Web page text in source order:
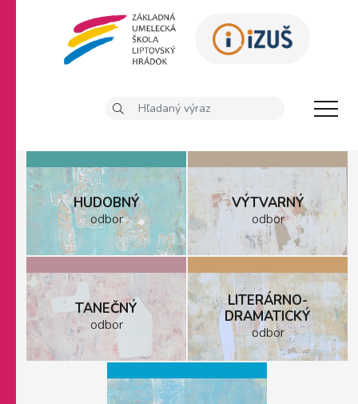
HUDOBNÝ
odbor
VÝTVARNÝ
odbor
TANEČNÝ
odbor
LITERÁRNO-
DRAMATICKÝ
odbor